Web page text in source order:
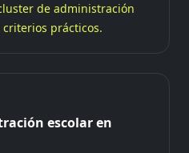
de administración
prácticos.
escolar en